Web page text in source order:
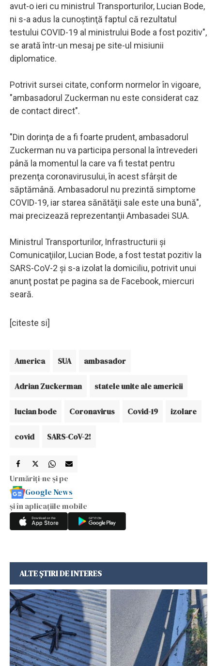
avut-o ieri cu ministrul Transporturilor, Lucian Bode,
ni s-a adus la cunoştinţă faptul că rezultatul
testului COVID-19 al ministrului Bode a fost pozitiv",
se arată într-un mesaj pe site-ul misiunii
diplomatice.
Potrivit sursei citate, conform normelor în vigoare,
"ambasadorul Zuckerman nu este considerat caz
de contact direct".
"Din dorinţa de a fi foarte prudent, ambasadorul
Zuckerman nu va participa personal la întrevederi
până la momentul la care va fi testat pentru
prezenţa coronavirusului, în acest sfârşit de
săptămână. Ambasadorul nu prezintă simptome
COVID-19, iar starea sănătăţii sale este una bună",
mai precizează reprezentanţii Ambasadei SUA.
Ministrul Transporturilor, Infrastructurii şi
Comunicaţiilor, Lucian Bode, a fost testat pozitiv la
SARS-CoV-2 şi s-a izolat la domiciliu, potrivit unui
anunţ postat pe pagina sa de Facebook, miercuri
seară.
[citeste si]
America SUA ambasador
Adrian Zuckerman statele unite ale americii
lucian bode Coronavirus Covid-19 izolare
covid SARS-CoV-2!
Urmăriți-ne și pe
Google News
și în aplicațiile mobile
ALTE ȘTIRI DE INTERES